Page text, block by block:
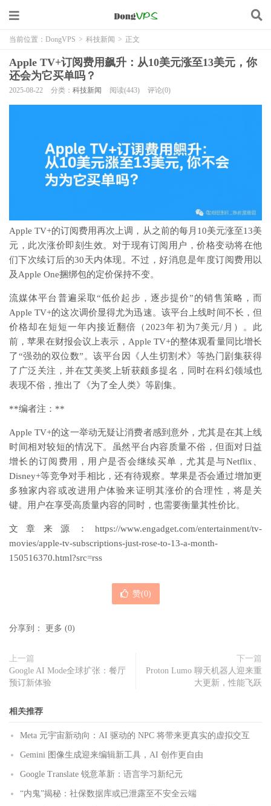
当前位置： DongVPS > 科技新闻 > 正文
Apple TV+订阅费用飙升：从10美元涨至13美元，你
还会为它买单吗？
2025-08-22 分类： 科技新闻 阅读(443) 评论(0)
Apple TV+的订阅费用再次上调，从之前的每月10美元涨至13美
元，此次涨价即刻生效。对于现有订阅用户，价格变动将在他
们下次续订后的30天内体现。不过，好消息是年度订阅费用以
及Apple One捆绑包的定价保持不变。
流媒体平台普遍采取“低价起步，逐步提价”的销售策略，而
Apple TV+的这次调价显得尤为迅速。该平台上线时间不长，但
价格却在短短一年内接近翻倍（2023年初为7美元/月）。此
前，苹果在财报会议上表示，Apple TV+的整体观看量同比增长
了“强劲的双位数”。该平台因《人生切割术》等热门剧集获得
了广泛关注，并在艾美奖上斩获颇多提名，同时在科幻领域也
表现不俗，推出了《为了全人类》等剧集。
**编者注：**
Apple TV+的这一举动无疑让消费者感到意外，尤其是在其上线
时间相对较短的情况下。虽然平台内容质量不俗，但面对日益
增长的订阅费用，用户是否会继续买单，尤其是与Netflix、
Disney+等竞争对手相比，还有待观察。苹果是否会通过增加更
多独家内容或改进用户体验来证明其涨价的合理性，将是关
键。用户在享受高质量内容的同时，也需要衡量其性价比。
文章来源：https://www.engadget.com/entertainment/tv-
movies/apple-tv-subscriptions-just-rose-to-13-a-month-
150516370.html?src=rss
赞(0)
分享到： 更多 (0)
上一篇
Google AI Mode全球扩张：餐厅
预订新体验
下一篇
Proton Lumo 聊天机器人迎来重
大更新，性能飞跃
相关推荐
Meta 元宇宙新动向：AI 驱动的 NPC 将带来更真实的虚拟交互
Gemini 图像生成迎来编辑新工具，AI 创作更自由
Google Translate 锐意革新：语言学习新纪元
“内鬼”揭秘：社保数据库或已泄露至不安全云端